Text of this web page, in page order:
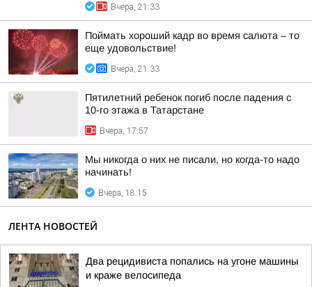
Вчера, 21:33
Поймать хороший кадр во время салюта – то
еще удовольствие!
Вчера, 21:33
Пятилетний ребенок погиб после падения с
10-го этажа в Татарстане
Вчера, 17:57
Мы никогда о них не писали, но когда-то надо
начинать!
Вчера, 18:15
ЛЕНТА НОВОСТЕЙ
Два рецидивиста попались на угоне машины
и краже велосипеда